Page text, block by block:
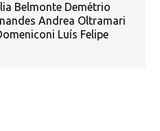
Belmonte Demétrio
Andrea Oltramari
Luís Felipe